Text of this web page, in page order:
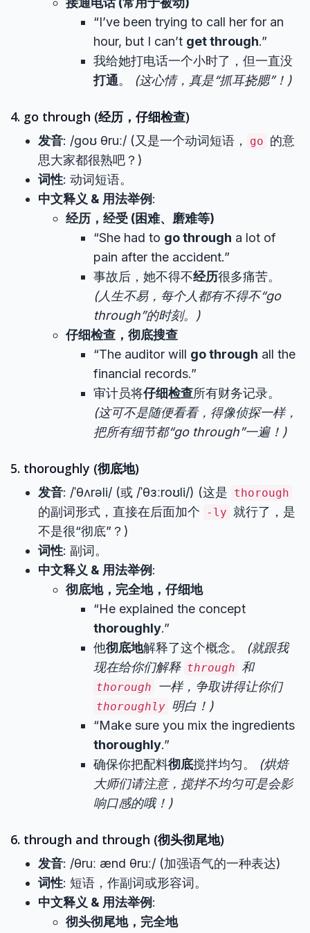
“I’ve been trying to call her for an
hour, but I can’t get through.”
我给她打电话一个小时了，但一直没
打通。 (这心情，真是“抓耳挠腮”！)
4. go through (经历，仔细检查)
发音: /ɡoʊ θruː/ (又是一个动词短语， go 的意
思大家都很熟吧？)
词性: 动词短语。
中文释义 & 用法举例:
经历，经受 (困难、磨难等)
“She had to go through a lot of
pain after the accident.”
事故后，她不得不经历很多痛苦。
(人生不易，每个人都有不得不“go
through”的时刻。)
仔细检查，彻底搜查
“The auditor will go through all the
financial records.”
审计员将仔细检查所有财务记录。
(这可不是随便看看，得像侦探一样，
把所有细节都“go through”一遍！)
5. thoroughly (彻底地)
发音: /ˈθʌrəli/ (或 /ˈθɜːroʊli/) (这是 thorough
的副词形式，直接在后面加个 -ly 就行了，是
不是很“彻底”？)
词性: 副词。
中文释义 & 用法举例:
彻底地，完全地，仔细地
“He explained the concept
thoroughly.”
他彻底地解释了这个概念。 (就跟我
现在给你们解释 through 和
thorough 一样，争取讲得让你们
thoroughly 明白！)
“Make sure you mix the ingredients
thoroughly.”
确保你把配料彻底搅拌均匀。 (烘焙
大师们请注意，搅拌不均匀可是会影
响口感的哦！)
6. through and through (彻头彻尾地)
发音: /θruː ænd θruː/ (加强语气的一种表达)
词性: 短语，作副词或形容词。
中文释义 & 用法举例:
彻头彻尾地，完全地